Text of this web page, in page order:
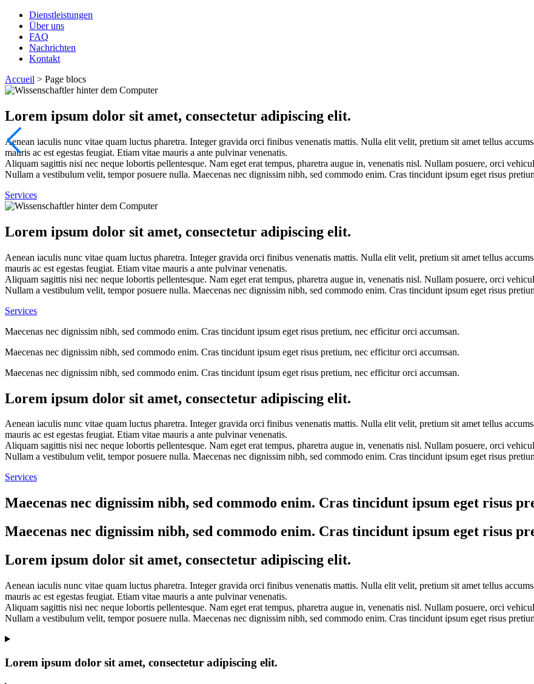
Dienstleistungen
Über uns
FAQ
Nachrichten
Kontakt
Accueil > Page blocs
Lorem ipsum dolor sit amet, consectetur adipiscing elit.
Aenean iaculis nunc vitae quam luctus pharetra. Integer gravida orci finibus venenatis mattis. Nulla elit velit, pretium sit amet tellus
mauris ac est egestas feugiat. Etiam vitae mauris a ante pulvinar venenatis.
Aliquam sagittis nisi nec neque lobortis pellentesque. Nam eget erat tempus, pharetra augue in, venenatis nisl. Nullam posuere, orci
Nullam a vestibulum velit, tempor posuere nulla. Maecenas nec dignissim nibh, sed commodo enim. Cras tincidunt ipsum eget risus
Services
Lorem ipsum dolor sit amet, consectetur adipiscing elit.
Aenean iaculis nunc vitae quam luctus pharetra. Integer gravida orci finibus venenatis mattis. Nulla elit velit, pretium sit amet tellus
mauris ac est egestas feugiat. Etiam vitae mauris a ante pulvinar venenatis.
Aliquam sagittis nisi nec neque lobortis pellentesque. Nam eget erat tempus, pharetra augue in, venenatis nisl. Nullam posuere, orci
Nullam a vestibulum velit, tempor posuere nulla. Maecenas nec dignissim nibh, sed commodo enim. Cras tincidunt ipsum eget risus
Services
Maecenas nec dignissim nibh, sed commodo enim. Cras tincidunt ipsum eget risus pretium, nec efficitur orci accumsan.
Maecenas nec dignissim nibh, sed commodo enim. Cras tincidunt ipsum eget risus pretium, nec efficitur orci accumsan.
Maecenas nec dignissim nibh, sed commodo enim. Cras tincidunt ipsum eget risus pretium, nec efficitur orci accumsan.
Lorem ipsum dolor sit amet, consectetur adipiscing elit.
Aenean iaculis nunc vitae quam luctus pharetra. Integer gravida orci finibus venenatis mattis. Nulla elit velit, pretium sit amet tellus
mauris ac est egestas feugiat. Etiam vitae mauris a ante pulvinar venenatis.
Aliquam sagittis nisi nec neque lobortis pellentesque. Nam eget erat tempus, pharetra augue in, venenatis nisl. Nullam posuere, orci
Nullam a vestibulum velit, tempor posuere nulla. Maecenas nec dignissim nibh, sed commodo enim. Cras tincidunt ipsum eget risus
Services
Maecenas nec dignissim nibh, sed commodo enim. Cras tincidunt ipsum eget risus
Maecenas nec dignissim nibh, sed commodo enim. Cras tincidunt ipsum eget risus
Lorem ipsum dolor sit amet, consectetur adipiscing elit.
Aenean iaculis nunc vitae quam luctus pharetra. Integer gravida orci finibus venenatis mattis. Nulla elit velit, pretium sit amet tellus
mauris ac est egestas feugiat. Etiam vitae mauris a ante pulvinar venenatis.
Aliquam sagittis nisi nec neque lobortis pellentesque. Nam eget erat tempus, pharetra augue in, venenatis nisl. Nullam posuere, orci
Nullam a vestibulum velit, tempor posuere nulla. Maecenas nec dignissim nibh, sed commodo enim. Cras tincidunt ipsum eget risus
Lorem ipsum dolor sit amet, consectetur adipiscing elit.